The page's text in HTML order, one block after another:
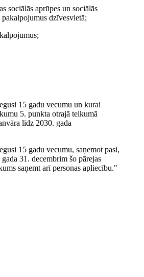
sociālās aprūpes un sociālās
dzīvesvietā;
15 gadu vecumu un kurai
5. punkta otrajā teikumā
līdz 2030. gada
15 gadu vecumu, saņemot pasi,
31. decembrim šo pārejas
saņemt arī personas apliecību."